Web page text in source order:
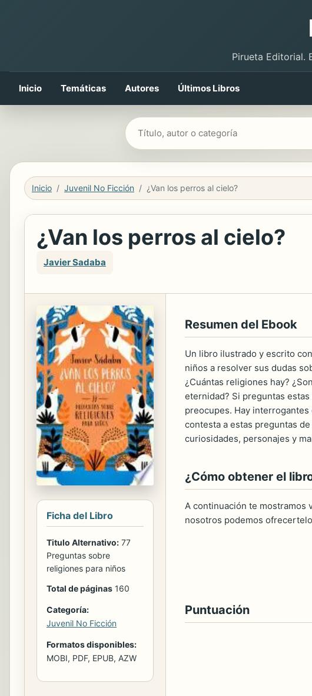
Pirueta Editorial.
Inicio Temáticas Autores Últimos Libros
Buscar libros
Inicio Juvenil No Ficción ¿Van los perros al cielo?
¿Van los perros al cielo?
Javier Sadaba
Ficha del Libro
Titulo Alternativo: 77
Preguntas sobre
religiones para niños
Total de páginas 160
Categoría:
Juvenil No Ficción
Formatos disponibles:
MOBI, PDF, EPUB, AZW
Resumen del Ebook
Un libro ilustrado y escrito
niños a resolver sus dudas
¿Cuántas religiones hay?
eternidad? Si preguntas
preocupes. Hay
contesta a estas preguntas
curiosidades, personajes y
¿Cómo obtener el
A continuación te mostramos
nosotros podemos
Puntuación